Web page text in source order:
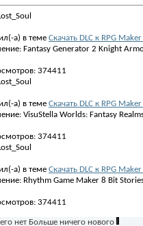
а) в теме Скачать DLC к RPG
Fantasy Generator 2 Knight
374411
а) в теме Скачать DLC к RPG
VisuStella Worlds: Fantasy
374411
а) в теме Скачать DLC к RPG
Rhythm Game Maker 8 Bit
374411
нет Больше ничего нового